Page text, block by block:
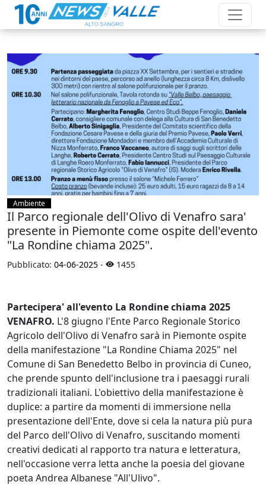
Ambiente
Il Parco regionale dell'Olivo di Venafro sara'
presente in Piemonte come ospite dell'evento
"La Rondine chiama 2025".
Pubblicato: 04-06-2025 - 1455
Partecipera' all'evento La Rondine chiama 2025
VENAFRO. L'8 giugno l'Ente Parco Regionale Storico
Agricolo dell'Olivo di Venafro sarà in Piemonte ospite
della manifestazione "La Rondine Chiama 2025" nel
Comune di San Benedetto Belbo in provincia di Cuneo,
che prende spunto dell'inclusione tra i paesaggi rurali
tradizionali italiani. L'obiettivo della manifestazione è
duplice: a partire da momenti di immersione nella
presentazione dell'Ente, dove si cela la natura più pura
del Parco dell'Olivo di Venafro, suscitando momenti
creativi dedicati al rapporto tra natura e letteratura,
nell'occasione verra letta anche la poesia del giovane
poeta Andrea Albanese "All'Ulivo".